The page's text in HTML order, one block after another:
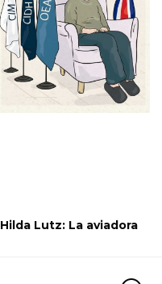
Hilda Lutz: La aviadora